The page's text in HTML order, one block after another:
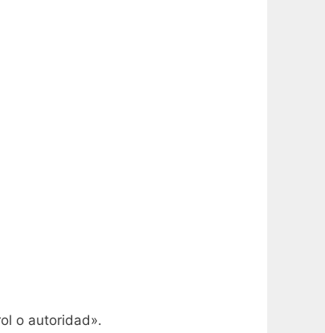
o autoridad».